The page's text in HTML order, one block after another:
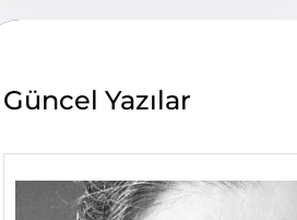
h
Güncel Yazılar